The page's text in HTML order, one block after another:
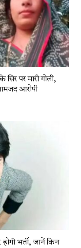
पर मारी गोली,
आरोपी
भर्ती, जानें किन